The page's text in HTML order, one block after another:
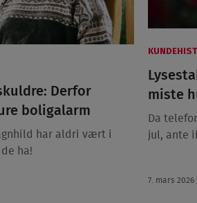
Derfor
boligalarm
har aldri vært i
ha!
miste
Da
jul, ante
7. mars 2026